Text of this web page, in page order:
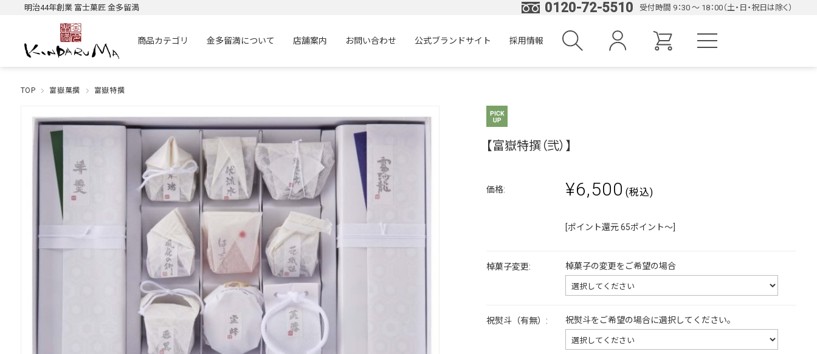
明治44年創業 富士菓匠 金多留満 0120-72-5510 受付時間 9：30 ～ 18：00（土・日・祝日は除く）
商品カテゴリ 金多留満について 店舗案内 お問い合わせ 公式ブランドサイト 採用情報
TOP 富嶽菓撰 富嶽特撰
【富嶽特撰（弐）】
価格: ¥6,500 (税込)
[ポイント還元 65ポイント～]
棹菓子変更: 棹菓子の変更をご希望の場合
祝熨斗（有無）: 祝熨斗をご希望の場合に選択してください。